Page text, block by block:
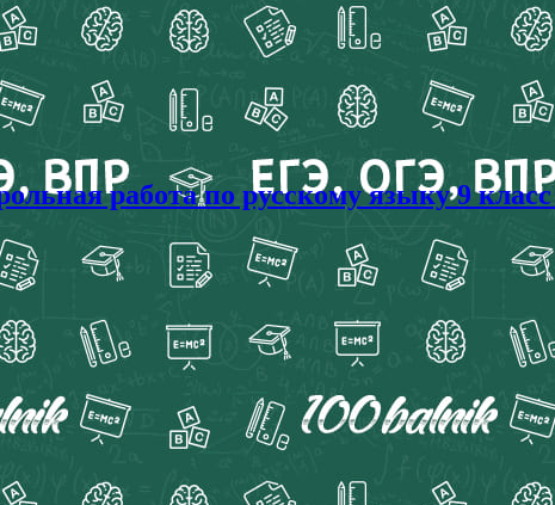
работа по русскому языку 9